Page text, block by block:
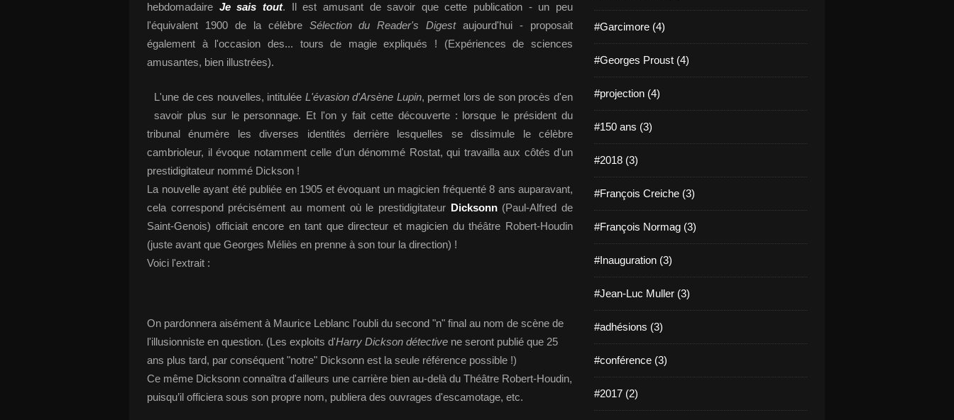
hebdomadaire Je sais tout. Il est amusant de savoir que cette publication - un peu
l'équivalent 1900 de la célèbre Sélection du Reader's Digestaujourd'hui - proposait
également à l'occasion des... tours de magie expliqués ! (Expériences de sciences
amusantes, bien illustrées).
L'une de ces nouvelles, intitulée L'évasion d'Arsène Lupin, permet lors de son procès d'en
savoir plus sur le personnage. Et l'on y fait cette découverte : lorsque le président du
tribunal énumère les diverses identités derrière lesquelles se dissimule le célèbre
cambrioleur, il évoque notamment celle d'un dénommé Rostat, qui travailla aux côtés d'un
prestidigitateur nommé Dickson !
La nouvelle ayant été publiée en 1905 et évoquant un magicien fréquenté 8 ans auparavant,
cela correspond précisément au moment où le prestidigitateur Dicksonn(Paul-Alfred de
Saint-Genois) officiait encore en tant que directeur et magicien du théâtre Robert-Houdin
(juste avant que Georges Méliès en prenne à son tour la direction) !
Voici l'extrait :
On pardonnera aisément à Maurice Leblanc l'oubli du second "n" final au nom de scène de
l'illusionniste en question. (Les exploits d'Harry Dickson détective ne seront publié que 25
ans plus tard, par conséquent "notre" Dicksonn est la seule référence possible !)
Ce même Dicksonn connaîtra d'ailleurs une carrière bien au-delà du Théâtre Robert-Houdin,
puisqu’il officiera sous son propre nom, publiera des ouvrages d'escamotage, etc.
#Garcimore (4)
#Georges Proust (4)
#projection (4)
#150 ans (3)
#2018 (3)
#François Creiche (3)
#François Normag (3)
#Inauguration (3)
#Jean-Luc Muller (3)
#adhésions (3)
#conférence (3)
#2017 (2)